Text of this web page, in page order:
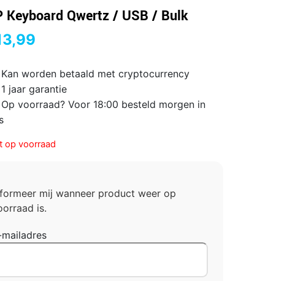
Keyboard Qwertz / USB / Bulk
Kan worden betaald met cryptocurrency
1 jaar garantie
Op voorraad? Voor 18:00 besteld morgen in
op voorraad
mij wanneer product weer op
is.
mailadres